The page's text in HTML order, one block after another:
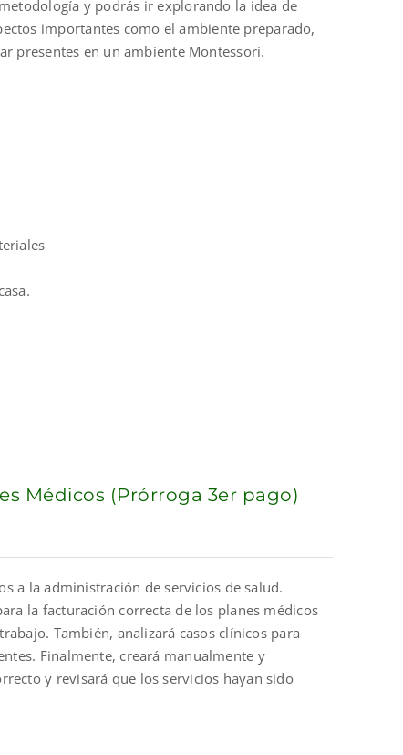
y podrás ir explorando la idea de
importantes como el ambiente preparado,
presentes en un ambiente Montessori.
Médicos (Prórroga 3er pago)
a la administración de servicios de salud.
la facturación correcta de los planes médicos
También, analizará casos clínicos para
Finalmente, creará manualmente y
y revisará que los servicios hayan sido